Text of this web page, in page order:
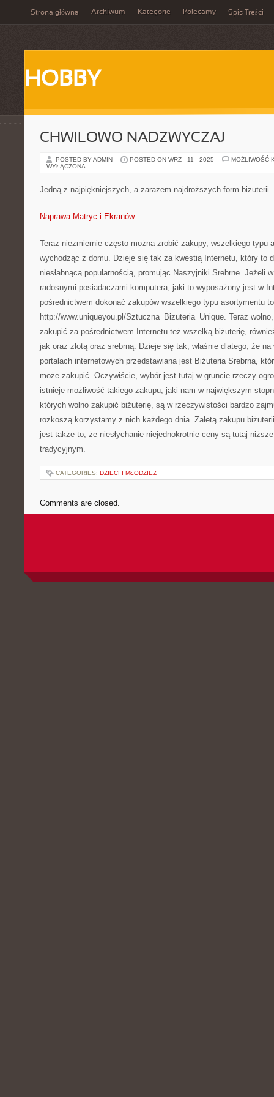
Strona główna Archiwum Kategorie Polecamy Spis Treści
HOBBY
CHWILOWO NADZWYCZAJ
POSTED BY ADMIN POSTED ON WRZ - 11 - 2025
MOŻLIWOŚĆ
WYŁĄCZONA
Jedną z najpiękniejszych, a zarazem najdroższych form biżuterii
Naprawa Matryc i Ekranów
Teraz niezmiernie często można zrobić zakupy, wszelkiego typu
wychodząc z domu. Dzieje się tak za kwestią Internetu, który to
niesłabnącą popularnością, promując Naszyjniki Srebrne. Jeżeli
radosnymi posiadaczami komputera, jaki to wyposażony jest w
pośrednictwem dokonać zakupów wszelkiego typu asortymentu
http://www.uniqueyou.pl/Sztuczna_Bizuteria_Unique. Teraz
zakupić za pośrednictwem Internetu też wszelką biżuterię,
jak oraz złotą oraz srebrną. Dzieje się tak, właśnie dlatego, że
portalach internetowych przedstawiana jest Biżuteria Srebrna,
może zakupić. Oczywiście, wybór jest tutaj w gruncie rzeczy
istnieje możliwość takiego zakupu, jaki nam w największym
których wolno zakupić biżuterię, są w rzeczywistości bardzo
rozkoszą korzystamy z nich każdego dnia. Zaletą zakupu
jest także to, że niesłychanie niejednokrotnie ceny są tutaj
tradycyjnym.
CATEGORIES: DZIECI I MŁODZIEŻ
Comments are closed.